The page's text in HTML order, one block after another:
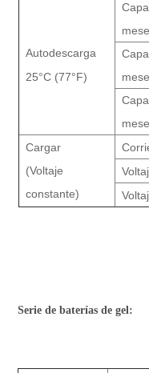
Autodescarga
25°C (77°F)
Cargar
(Voltaje
constante)
Serie de baterías de gel: